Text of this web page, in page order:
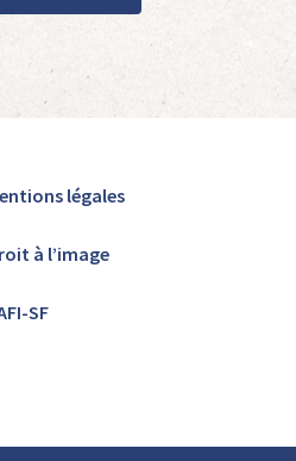
légales
à l’image
SF